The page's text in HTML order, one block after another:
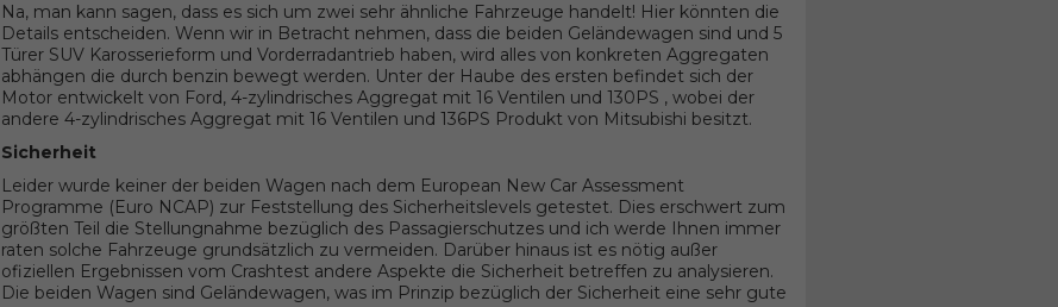
Na, man kann sagen, dass es sich um zwei sehr ähnliche Fahrzeuge handelt! Hier könnten die
Details entscheiden. Wenn wir in Betracht nehmen, dass die beiden Geländewagen sind und 5
Türer SUV Karosserieform und Vorderradantrieb haben, wird alles von konkreten Aggregaten
abhängen die durch benzin bewegt werden. Unter der Haube des ersten befindet sich der
Motor entwickelt von Ford, 4-zylindrisches Aggregat mit 16 Ventilen und 130PS , wobei der
andere 4-zylindrisches Aggregat mit 16 Ventilen und 136PS Produkt von Mitsubishi besitzt.
Sicherheit
Leider wurde keiner der beiden Wagen nach dem European New Car Assessment
Programme (Euro NCAP) zur Feststellung des Sicherheitslevels getestet. Dies erschwert zum
größten Teil die Stellungnahme bezüglich des Passagierschutzes und ich werde Ihnen immer
raten solche Fahrzeuge grundsätzlich zu vermeiden. Darüber hinaus ist es nötig außer
ofiziellen Ergebnissen vom Crashtest andere Aspekte die Sicherheit betreffen zu analysieren.
Die beiden Wagen sind Geländewagen, was im Prinzip bezüglich der Sicherheit eine sehr gute